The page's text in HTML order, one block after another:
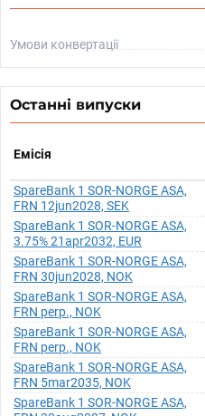
Умови конвертації
Останні випуски
Емісія
SpareBank 1 SOR-NORGE ASA,
FRN 12jun2028, SEK
SpareBank 1 SOR-NORGE ASA,
3.75% 21apr2032, EUR
SpareBank 1 SOR-NORGE ASA,
FRN 30jun2028, NOK
SpareBank 1 SOR-NORGE ASA,
FRN perp., NOK
SpareBank 1 SOR-NORGE ASA,
FRN perp., NOK
SpareBank 1 SOR-NORGE ASA,
FRN 5mar2035, NOK
SpareBank 1 SOR-NORGE ASA,